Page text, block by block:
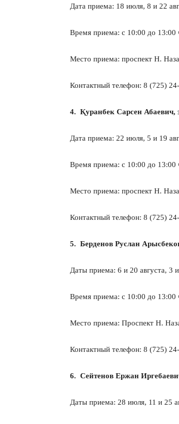
Дата приема: 18 июля, 8 и 22
Время приема: с 10:00 до 13:00
Место приема: проспект Н.
Контактный телефон: 8 (725)
4. Қуранбек Сарсен Абаевич,
Дата приема: 22 июля, 5 и 19
Время приема: с 10:00 до 13:00
Место приема: проспект Н.
Контактный телефон: 8 (725)
5. Берденов Руслан
Даты приема: 6 и 20 августа, 3
Время приема: с 10:00 до 13:00
Место приема: Проспект Н.
Контактный телефон: 8 (725)
6. Сейтенов Ержан
Даты приема: 28 июля, 11 и 25